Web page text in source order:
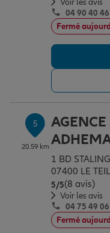
Voir les avis
04 90 40
Fermé
5
20.59 km
1 BD
07400 LE TEIL
5/5Note de 5 sur 5
(8 avis)
Voir les avis
04 75 49
Fermé